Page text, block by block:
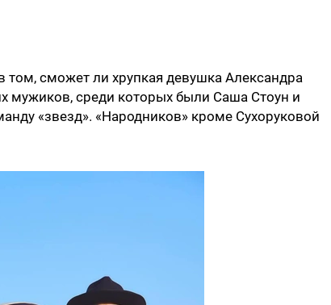
том, сможет ли хрупкая девушка Александра
мужиков, среди которых были Саша Стоун и
«звезд». «Народников» кроме Сухоруковой